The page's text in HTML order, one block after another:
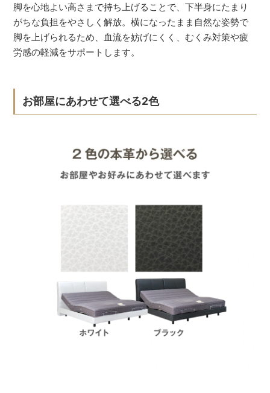
脚を心地よい高さまで持ち上げることで、下半身にたまり
がちな負担をやさしく解放。横になったまま自然な姿勢で
脚を上げられるため、血流を妨げにくく、むくみ対策や疲
労感の軽減をサポートします。
お部屋にあわせて選べる2色